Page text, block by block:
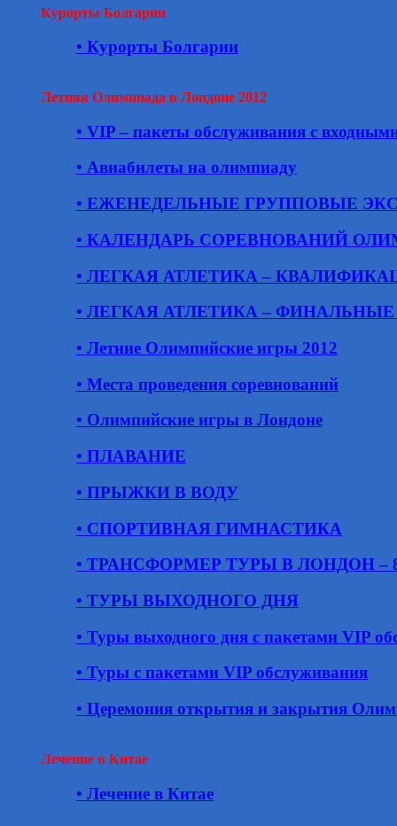
Курорты Болгарии
• Курорты Болгарии
Летняя Олимпиада в Лондоне 2012
• VIP – пакеты обслуживания с
• Авиабилеты на олимпиаду
• ЕЖЕНЕДЕЛЬНЫЕ ГРУППОВЫЕ
• КАЛЕНДАРЬ СОРЕВНОВАНИЙ
• ЛЕГКАЯ АТЛЕТИКА –
• ЛЕГКАЯ АТЛЕТИКА –
• Летние Олимпийские игры 2012
• Места проведения соревнований
• Олимпийские игры в Лондоне
• ПЛАВАНИЕ
• ПРЫЖКИ В ВОДУ
• СПОРТИВНАЯ ГИМНАСТИКА
• ТРАНСФОРМЕР ТУРЫ В ЛОНДОН – 8
• ТУРЫ ВЫХОДНОГО ДНЯ
• Туры выходного дня с пакетами VIP
• Туры с пакетами VIP обслуживания
• Церемония открытия и закрытия
Лечение в Китае
• Лечение в Китае